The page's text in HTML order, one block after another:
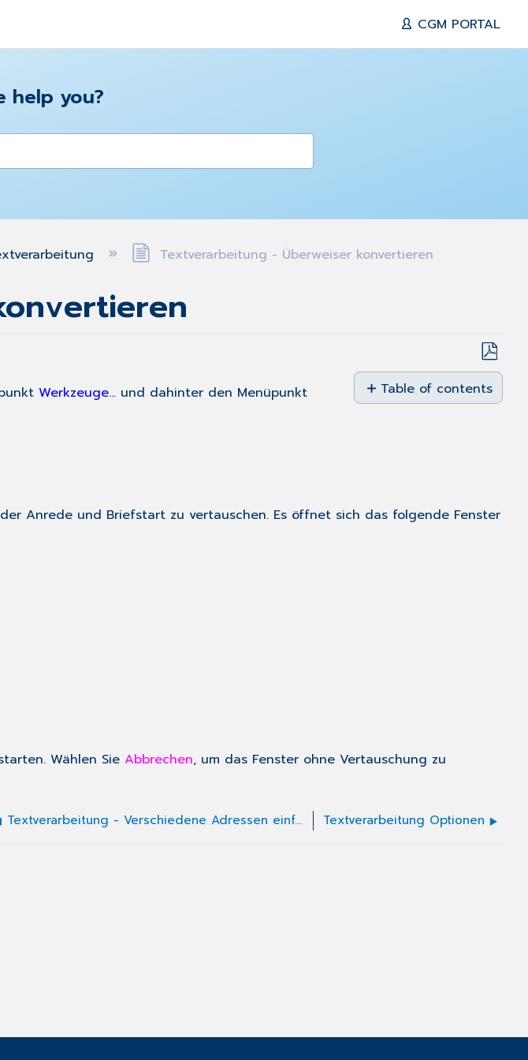
CGM PORTAL
help you?
Textverarbeitung - Überweiser konvertieren
Save
as
PDF
Table of contents
No
Werkzeuge... und dahinter den Menüpunkt
Anrede und Briefstart zu vertauschen. Es öffnet sich das folgende Fenster
Wählen Sie Abbrechen, um das Fenster ohne Vertauschung zu
Textverarbeitung - Verschiedene Adressen einfügen Textverarbeitung Optionen